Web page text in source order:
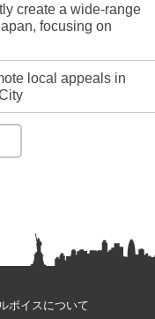
create a wide-range
focusing on
local appeals in
ボイスについて